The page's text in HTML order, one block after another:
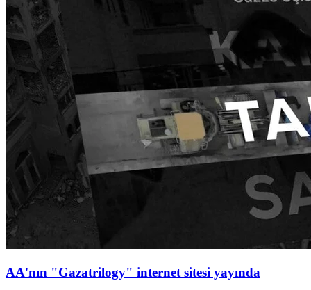
AA'nın "Gazatrilogy" internet sitesi yayında